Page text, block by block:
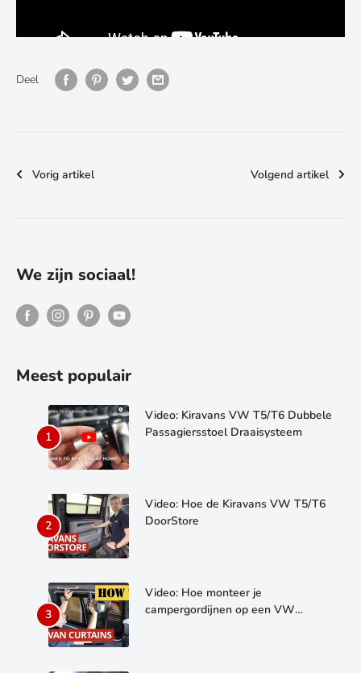
Deel
Vorig artikel Volgend artikel
We zijn sociaal!
Meest populair
Video: Kiravans VW T5/T6 Dubbele
Passagiersstoel Draaisysteem
Video: Hoe de Kiravans VW T5/T6
DoorStore
Video: Hoe monteer je
campergordijnen op een VW